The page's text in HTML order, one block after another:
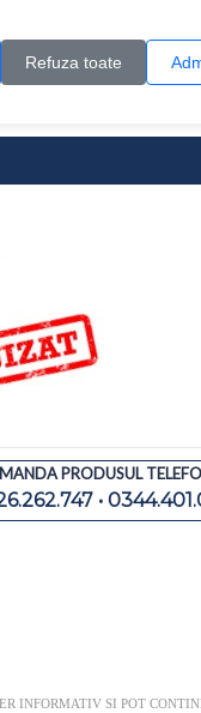
Refuza toate
PRODUSUL
•
INFORMATIV SI POT